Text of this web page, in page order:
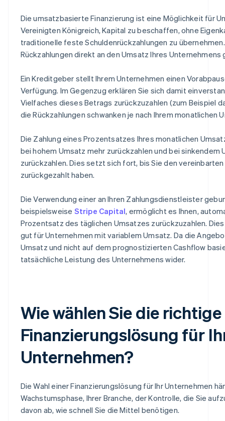
Die umsatzbasierte Finanzierung ist eine Möglichkeit für
Vereinigten Königreich, Kapital zu beschaffen, ohne
traditionelle feste Schuldenrückzahlungen zu
Rückzahlungen direkt an den Umsatz Ihres Unternehmens
Ein Kreditgeber stellt Ihrem Unternehmen einen
Verfügung. Im Gegenzug erklären Sie sich damit
Vielfaches dieses Betrags zurückzuzahlen (zum Beispiel
die Rückzahlungen schwanken je nach Ihrem monatlichen
Die Zahlung eines Prozentsatzes Ihres monatlichen
bei hohem Umsatz mehr zurückzahlen und bei sinkendem
zurückzahlen. Dies setzt sich fort, bis Sie den
zurückgezahlt haben.
Die Verwendung einer an Ihren Zahlungsdienstleister
beispielsweise Stripe Capital, ermöglicht es Ihnen,
Prozentsatz des täglichen Umsatzes zurückzuzahlen.
gut für Unternehmen mit variablem Umsatz. Da die
Umsatz und nicht auf dem prognostizierten Cashflow
tatsächliche Leistung des Unternehmens wider.
Wie wählen Sie die richtige
Finanzierungslösung für
Unternehmen?
Die Wahl einer Finanzierungslösung für Ihr Unternehmen
Wachstumsphase, Ihrer Branche, der Kontrolle, die Sie
davon ab, wie schnell Sie die Mittel benötigen.